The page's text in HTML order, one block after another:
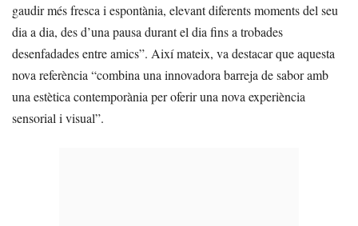
gaudir més fresca i espontània, elevant diferents moments del seu
dia a dia, des d’una pausa durant el dia fins a trobades
desenfadades entre amics”. Així mateix, va destacar que aquesta
nova referència “combina una innovadora barreja de sabor amb
una estètica contemporània per oferir una nova experiència
sensorial i visual”.